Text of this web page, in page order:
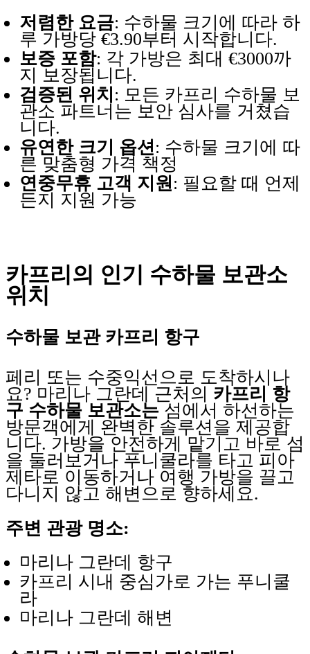
저렴한 요금: 수하물 크기에 따라 하
루 가방당 €3.90부터 시작합니다.
보증 포함: 각 가방은 최대 €3000까
지 보장됩니다.
검증된 위치 : 모든 카프리 수하물 보
관소 파트너는 보안 심사를 거쳤습
니다.
유연한 크기 옵션: 수하물 크기에 따
른 맞춤형 가격 책정
연중무휴 고객 지원: 필요할 때 언제
든지 지원 가능
카프리의 인기 수하물 보관소
위치
수하물 보관 카프리 항구
페리 또는 수중익선으로 도착하시나
요? 마리나 그란데 근처의 카프리 항
구 수하물 보관소는 섬에서 하선하는
방문객에게 완벽한 솔루션을 제공합
니다. 가방을 안전하게 맡기고 바로 섬
을 둘러보거나 푸니쿨라를 타고 피아
제타로 이동하거나 여행 가방을 끌고
다니지 않고 해변으로 향하세요.
주변 관광 명소:
마리나 그란데 항구
카프리 시내 중심가로 가는 푸니쿨
라
마리나 그란데 해변